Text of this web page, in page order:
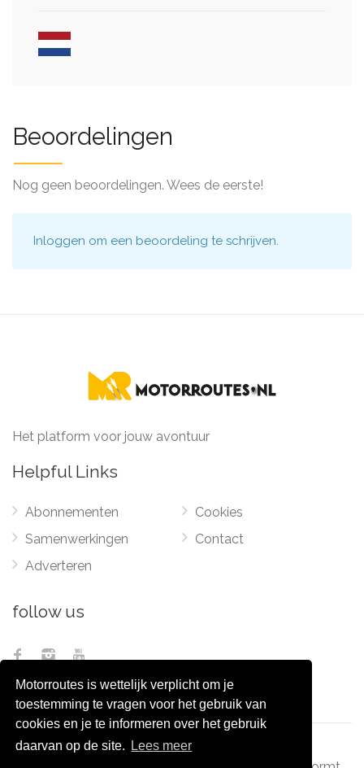
Motorroutes is wettelijk verplicht om je
toestemming te vragen voor het gebruik van
cookies en je te informeren over het gebruik
daarvan op de site.
Lees meer
Beoordelingen
Nog geen beoordelingen. Wees de eerste!
Inloggen om een beoordeling te schrijven.
Het platform voor jouw avontuur
Helpful Links
Abonnementen
Samenwerkingen
Adverteren
Cookies
Contact
follow us